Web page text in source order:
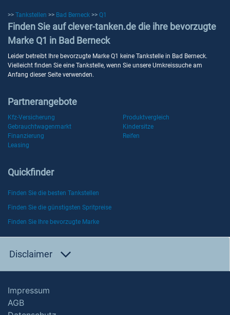
>> Tankstellen >> Bad Berneck >> Q1
Finden Sie auf clever-tanken.de die ihre bevorzugte
Marke Q1 in Bad Berneck
Leider betreibt Ihre bevorzugte Marke Q1 keine Tankstelle in Bad Berneck.
Vielleicht finden Sie eine Tankstelle, wenn Sie unsere Umkreissuche am
Anfang dieser Seite verwenden.
Partnerangebote
Kfz-Versicherung
Produktvergleich
Gebrauchtwagenmarkt
Kindersitze
Finanzierung
Reifen
Leasing
Quickfinder
Finden Sie die besten Tankstellen
Finden Sie die günstigsten Spritpreise
Finden Sie Ihre bevorzugte Marke
Disclaimer
Impressum
AGB